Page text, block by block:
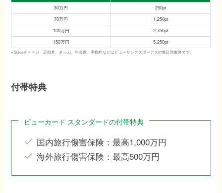
30万円
250pt
70万円
1,250pt
100万円
2,750pt
150万円
5,250pt
※ Suicaチャージ、定期券、きっぷ、年会費、手数料などはビューサンクスボーナスの集計対象外です。
付帯特典
ビューカード スタンダードの付帯特典
国内旅行傷害保険：最高1,000万円
海外旅行傷害保険：最高500万円